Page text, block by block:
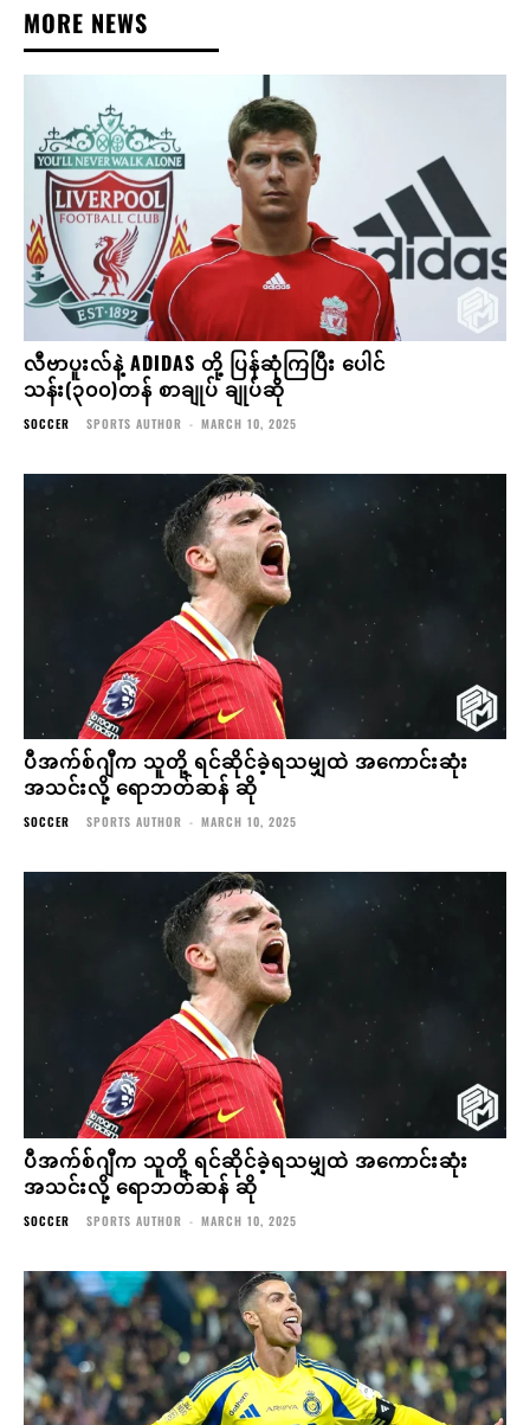
MORE NEWS
လီဗာပူးလ်နဲ့ ADIDAS တို့ ပြန်ဆုံကြပြီး ပေါင်
သန်း(၃၀၀)တန် စာချုပ် ချုပ်ဆို
SOCCER SPORTS AUTHOR - MARCH 10, 2025
ပီအက်စ်ဂျီက သူတို့ ရင်ဆိုင်ခဲ့ရသမျှထဲ အကောင်းဆုံး
အသင်းလို့ ရောဘတ်ဆန် ဆို
SOCCER SPORTS AUTHOR - MARCH 10, 2025
ပီအက်စ်ဂျီက သူတို့ ရင်ဆိုင်ခဲ့ရသမျှထဲ အကောင်းဆုံး
အသင်းလို့ ရောဘတ်ဆန် ဆို
SOCCER SPORTS AUTHOR - MARCH 10, 2025